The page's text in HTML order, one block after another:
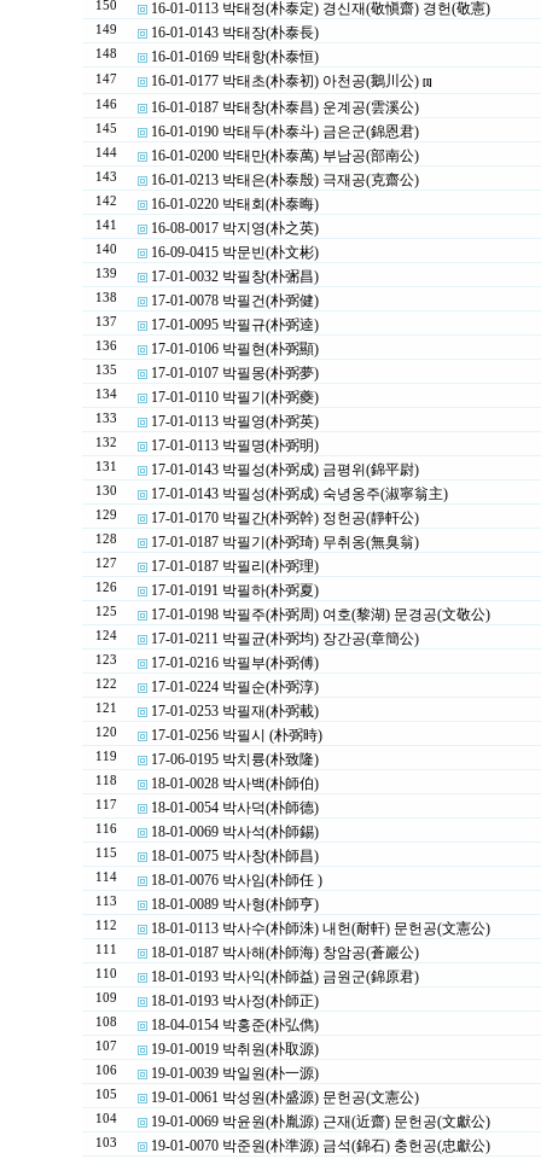
150 16-01-0113 박태정(朴泰定) 경신재(敬愼齋) 경헌(敬憲)
149 16-01-0143 박태장(朴泰長)
148 16-01-0169 박태항(朴泰恒)
147 16-01-0177 박태초(朴泰初) 아천공(鵝川公) [1]
146 16-01-0187 박태창(朴泰昌) 운계공(雲溪公)
145 16-01-0190 박태두(朴泰斗) 금은군(錦恩君)
144 16-01-0200 박태만(朴泰萬) 부남공(部南公)
143 16-01-0213 박태은(朴泰殷) 극재공(克齋公)
142 16-01-0220 박태회(朴泰晦)
141 16-08-0017 박지영(朴之英)
140 16-09-0415 박문빈(朴文彬)
139 17-01-0032 박필창(朴弻昌)
138 17-01-0078 박필건(朴弼健)
137 17-01-0095 박필규(朴弼逵)
136 17-01-0106 박필현(朴弼顯)
135 17-01-0107 박필몽(朴弼夢)
134 17-01-0110 박필기(朴弼夔)
133 17-01-0113 박필영(朴弼英)
132 17-01-0113 박필명(朴弼明)
131 17-01-0143 박필성(朴弼成) 금평위(錦平尉)
130 17-01-0143 박필성(朴弼成) 숙녕옹주(淑寧翁主)
129 17-01-0170 박필간(朴弼幹) 정헌공(靜軒公)
128 17-01-0187 박필기(朴弼琦) 무취옹(無臭翁)
127 17-01-0187 박필리(朴弼理)
126 17-01-0191 박필하(朴弼夏)
125 17-01-0198 박필주(朴弼周) 여호(黎湖) 문경공(文敬公)
124 17-01-0211 박필균(朴弼均) 장간공(章簡公)
123 17-01-0216 박필부(朴弼傅)
122 17-01-0224 박필순(朴弼淳)
121 17-01-0253 박필재(朴弼載)
120 17-01-0256 박필시 (朴弼時)
119 17-06-0195 박치륭(朴致隆)
118 18-01-0028 박사백(朴師伯)
117 18-01-0054 박사덕(朴師德)
116 18-01-0069 박사석(朴師錫)
115 18-01-0075 박사창(朴師昌)
114 18-01-0076 박사임(朴師任 )
113 18-01-0089 박사형(朴師亨)
112 18-01-0113 박사수(朴師洙) 내헌(耐軒) 문헌공(文憲公)
111 18-01-0187 박사해(朴師海) 창암공(蒼巖公)
110 18-01-0193 박사익(朴師益) 금원군(錦原君)
109 18-01-0193 박사정(朴師正)
108 18-04-0154 박홍준(朴弘儁)
107 19-01-0019 박취원(朴取源)
106 19-01-0039 박일원(朴一源)
105 19-01-0061 박성원(朴盛源) 문헌공(文憲公)
104 19-01-0069 박윤원(朴胤源) 근재(近齋) 문헌공(文獻公)
103 19-01-0070 박준원(朴準源) 금석(錦石) 충헌공(忠獻公)